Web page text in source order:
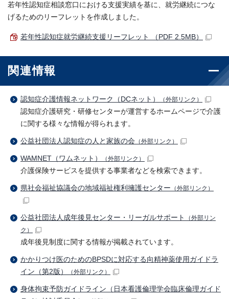
若年性認知症相談窓口における支援実績を基に、就労継続につな
げるためのリーフレットを作成しました。
若年性認知症就労継続支援リーフレット （PDF 2.5MB）
関連情報
認知症介護情報ネットワーク（DCネット） （外部リンク）
認知症介護研究・研修センターが運営するホームページで介護
に関する様々な情報が得られます。
公益社団法人認知症の人と家族の会 （外部リンク）
WAMNET（ワムネット） （外部リンク）
介護保険サービスを提供する事業者などを検索できます。
県社会福祉協議会の地域福祉権利擁護センター （外部リンク）
公益社団法人成年後見センター・リーガルサポート
（外部リン
ク）
成年後見制度に関する情報が掲載されています。
かかりつけ医のためのBPSDに対応する向精神薬使用ガイドラ
イン（第2版）
（外部リンク）
身体拘束予防ガイドライン（日本看護倫理学会臨床倫理ガイド